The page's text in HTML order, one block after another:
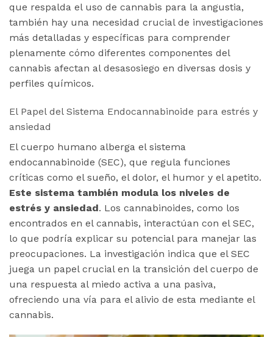
que respalda el uso de cannabis para la angustia,
también hay una necesidad crucial de investigaciones
más detalladas y específicas para comprender
plenamente cómo diferentes componentes del
cannabis afectan al desasosiego en diversas dosis y
perfiles químicos.
El Papel del Sistema Endocannabinoide para estrés y
ansiedad
El cuerpo humano alberga el sistema
endocannabinoide (SEC), que regula funciones
críticas como el sueño, el dolor, el humor y el apetito.
Este sistema también modula los niveles de
estrés y ansiedad. Los cannabinoides, como los
encontrados en el cannabis, interactúan con el SEC,
lo que podría explicar su potencial para manejar las
preocupaciones. La investigación indica que el SEC
juega un papel crucial en la transición del cuerpo de
una respuesta al miedo activa a una pasiva,
ofreciendo una vía para el alivio de esta mediante el
cannabis​.